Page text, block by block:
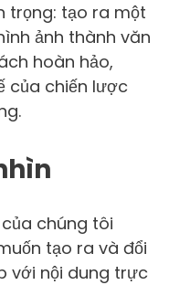
trọng: tạo ra một
ảnh thành văn
hoàn hảo,
của chiến lược
chúng tôi
tạo ra và đổi
với nội dung trực